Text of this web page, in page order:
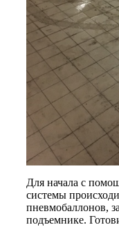
Для начала с
системы
пневмобаллонов,
подъемнике.